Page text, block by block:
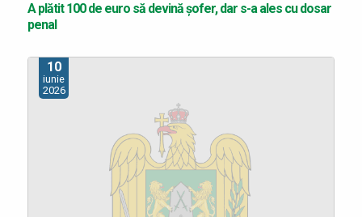
A plătit 100 de euro să devină șofer, dar s-a ales cu dosar
penal
10
iunie
2026